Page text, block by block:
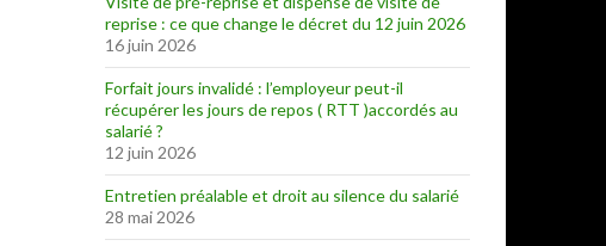
reprise : ce que change le décret du 12 juin 2026
16 juin 2026
Forfait jours invalidé : l’employeur peut-il
récupérer les jours de repos ( RTT )accordés au
salarié ?
12 juin 2026
Entretien préalable et droit au silence du salarié
28 mai 2026